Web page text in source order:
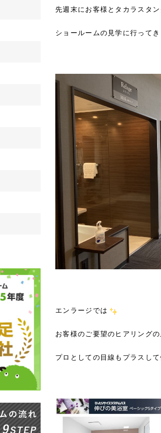
先週末にお客様とタカラスタ
ショールームの見学に行ってき
エンラージでは
お客様のご要望のヒアリングの
プロとしての目線もプラスし